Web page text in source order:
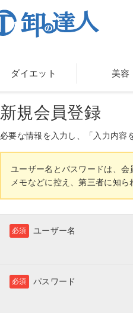
ダイエット 美容
新規会員登録
必要な情報を入力し、「入力内容
ユーザー名とパスワードは、会
メモなどに控え、第三者に知
ユーザー名
必須
パスワード
必須